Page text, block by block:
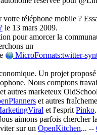
votre téléphone mobile ?
le 13 mars 2009.
pour amorcer la
un
MicroFormats:twitter-
Un projet
Nous comptons
autres marketeux OldSchool
et autres
et l'esprit Pinko
aimons parfois chercher
sur un OpenKitchen... --